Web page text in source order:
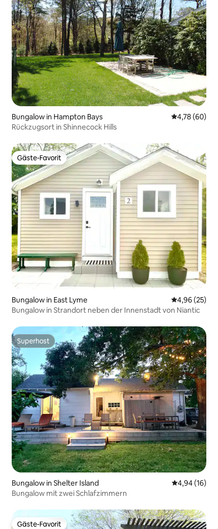
Bungalow in Hampton Bays
4,78 (60)
Rückzugsort in Shinnecock Hills
Gäste-Favorit
Gäste-Favorit
Bungalow in East Lyme
4,96 (25)
Bungalow in Strandort neben der Innenstadt von Niantic
Superhost
Superhost
Bungalow in Shelter Island
4,94 (16)
Bungalow mit zwei Schlafzimmern
Gäste-Favorit